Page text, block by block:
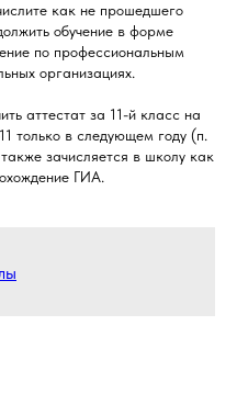
как не прошедшего
обучение в форме
по профессиональным
организациях.
аттестат за 11-й класс на
только в следующем году (п.
зачисляется в школу как
ГИА.